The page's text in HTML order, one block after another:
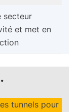
secteur
et met en
tunnels pour